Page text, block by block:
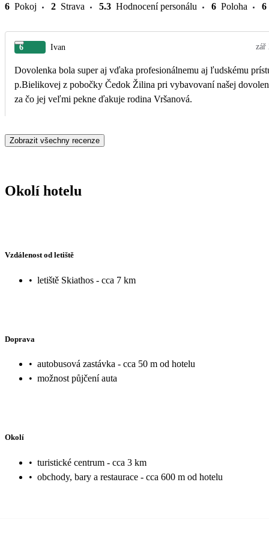
6 Pokoj 2 Strava 5.3 Hodnocení personálu 6 Poloha 6
6 Ivan zář
Dovolenka bola super aj vďaka profesionálnemu aj ľudskému
p.Bielikovej z pobočky Čedok Žilina pri vybavovaní našej
za čo jej veľmi pekne ďakuje rodina Vršanová.
Zobrazit všechny recenze
Okolí hotelu
Vzdálenost od letiště
• letiště Skiathos - cca 7 km
Doprava
• autobusová zastávka - cca 50 m od hotelu
• možnost půjčení auta
Okolí
• turistické centrum - cca 3 km
• obchody, bary a restaurace - cca 600 m od hotelu